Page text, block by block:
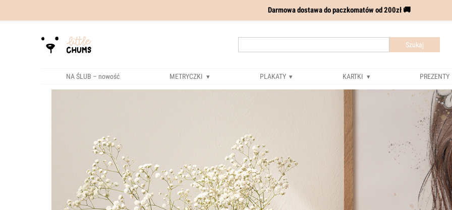
Szukaj
NA ŚLUB – nowość METRYCZKI PLAKATY KARTKI PREZENTY
Darmowa dostawa do paczkomatów od 200zł 🚚